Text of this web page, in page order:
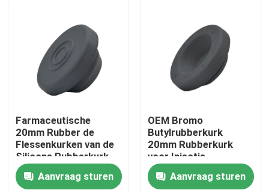
Thuis
Farmaceutische
20mm Rubber de
Flessenkurken van de
Silicone Rubberkurk
met Gat
Aanvraag sturen
OEM Bromo
Butylrubberkurk
20mm Rubberkurk
voor Injectie
Aanvraag sturen